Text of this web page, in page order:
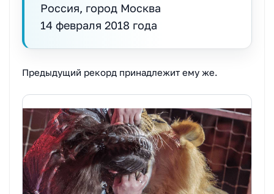
Россия, город Москва
14 февраля 2018 года
Предыдущий рекорд принадлежит ему же.